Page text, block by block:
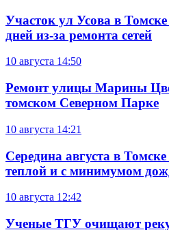
Участок ул Усова в
дней из-за ремонта сетей
10 августа 14:50
Ремонт улицы Марины
томском Северном Парке
10 августа 14:21
Середина августа в
теплой и с минимумом
10 августа 12:42
Ученые ТГУ очищают